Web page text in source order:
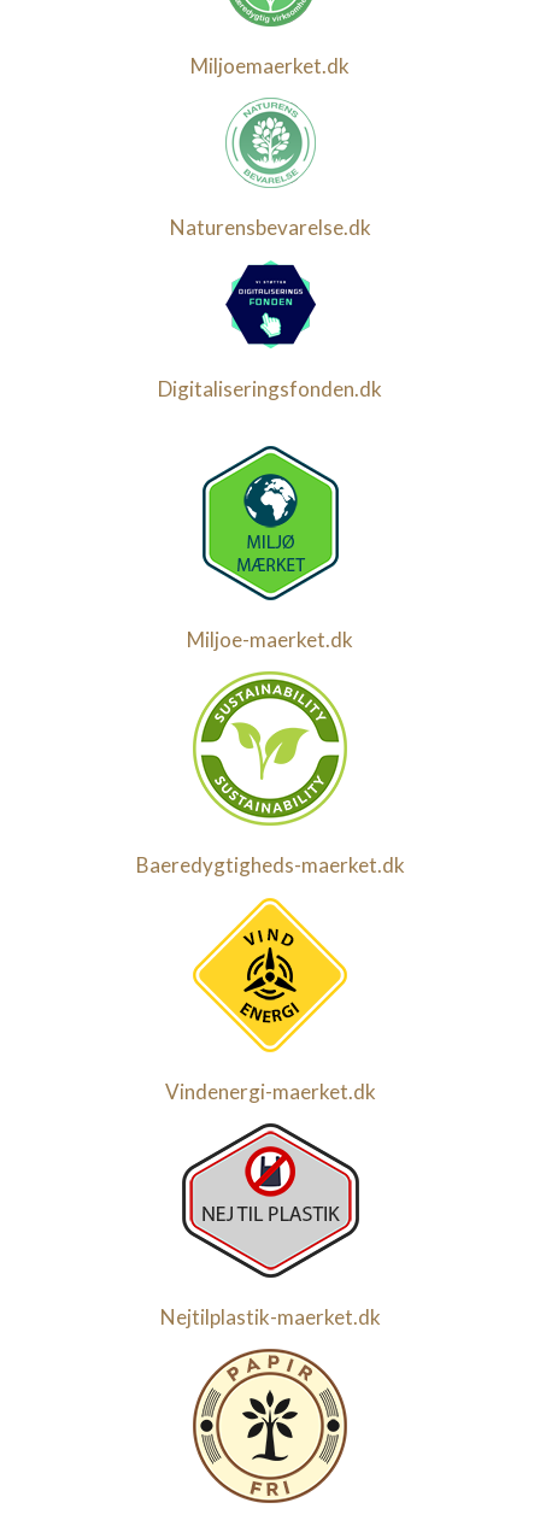
Miljoemaerket.dk
Naturensbevarelse.dk
Digitaliseringsfonden.dk
Miljoe-maerket.dk
Baeredygtigheds-maerket.dk
Vindenergi-maerket.dk
Nejtilplastik-maerket.dk